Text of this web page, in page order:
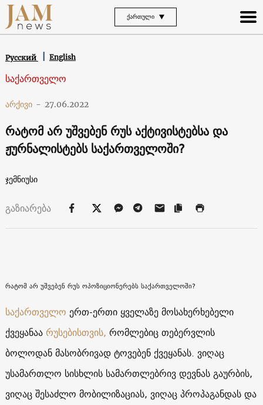
ᲥᲐᲠᲗᲣᲚᲘ
Русский English
საქართველო
არქივი - 27.06.2022
რატომ არ უშვებენ რუს აქტივისტებსა და
ჟურნალისტებს საქართველოში?
ჯემნიუსი
გაზიარება
რატომ არ უშვებენ რუს ოპოზიციონერებს საქართველოში?
საქართველო ერთ-ერთი ყველაზე მოსახერხებელი
ქვეყანაარუსებისთვის, რომლებიც თებერვლის
ბოლოდან მასობრივად ტოვებენ ქვეყანას. ვიღაც
უსამართლო სისხლის სამართლებრივ დევნას გაურბის,
ვიღაც შესაძლო მობილიზაციას, ვიღაც პროპაგანდას და